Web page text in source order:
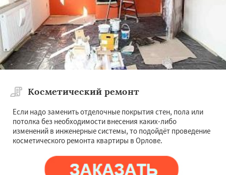
Косметический ремонт
Если надо заменить отделочные покрытия стен, пола или
потолка без необходимости внесения каких-либо
изменений в инженерные системы, то подойдёт проведение
косметического ремонта квартиры в Орлове.